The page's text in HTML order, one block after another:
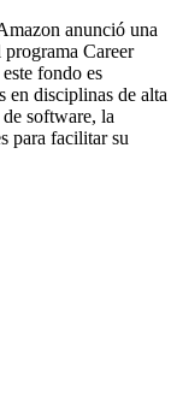
anunció una
Career
fondo es
en disciplinas de alta
software, la
para facilitar su